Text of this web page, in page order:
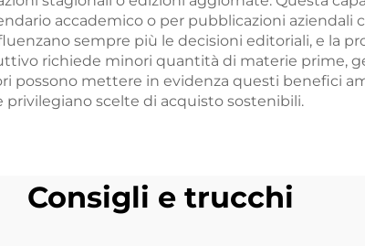
accademico o per pubblicazioni
sempre più le decisioni editoriali, e la
richiede minori quantità di materie prime,
possono mettere in evidenza questi benefici
scelte di acquisto sostenibili.
Consigli e trucchi